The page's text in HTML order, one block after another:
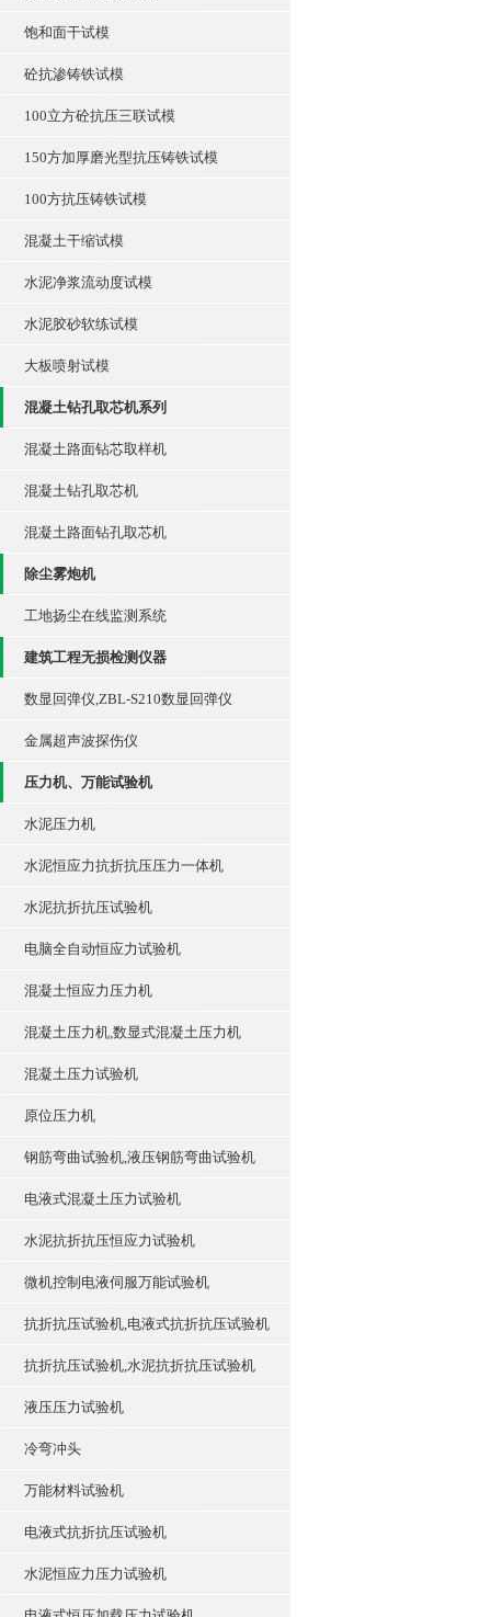
饱和面干试模
砼抗渗铸铁试模
100立方砼抗压三联试模
150方加厚磨光型抗压铸铁试模
100方抗压铸铁试模
混凝土干缩试模
水泥净浆流动度试模
水泥胶砂软练试模
大板喷射试模
混凝土钻孔取芯机系列
混凝土路面钻芯取样机
混凝土钻孔取芯机
混凝土路面钻孔取芯机
除尘雾炮机
工地扬尘在线监测系统
建筑工程无损检测仪器
数显回弹仪,ZBL-S210数显回弹仪
金属超声波探伤仪
压力机、万能试验机
水泥压力机
水泥恒应力抗折抗压压力一体机
水泥抗折抗压试验机
电脑全自动恒应力试验机
混凝土恒应力压力机
混凝土压力机,数显式混凝土压力机
混凝土压力试验机
原位压力机
钢筋弯曲试验机,液压钢筋弯曲试验机
电液式混凝土压力试验机
水泥抗折抗压恒应力试验机
微机控制电液伺服万能试验机
抗折抗压试验机,电液式抗折抗压试验机
抗折抗压试验机,水泥抗折抗压试验机
液压压力试验机
冷弯冲头
万能材料试验机
电液式抗折抗压试验机
水泥恒应力压力试验机